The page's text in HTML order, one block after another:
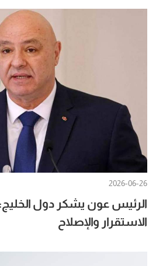
2026-06-26
الرئيس عون يشكر دول الخليج:
الاستقرار والإصلاح